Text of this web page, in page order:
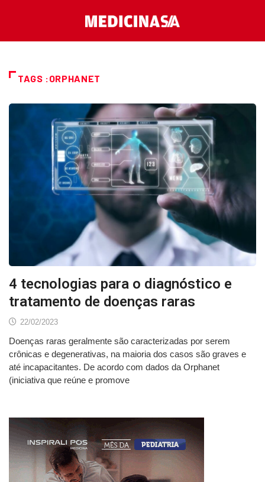
TAGS :ORPHANET
4 tecnologias para o diagnóstico e
tratamento de doenças raras
22/02/2023
Doenças raras geralmente são caracterizadas por serem
crônicas e degenerativas, na maioria dos casos são graves e
até incapacitantes. De acordo com dados da Orphanet
(iniciativa que reúne e promove